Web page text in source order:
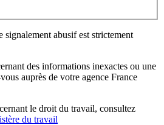
signalement abusif est strictement
des informations inexactes ou une
auprès de votre agence France
le droit du travail, consultez
du travail